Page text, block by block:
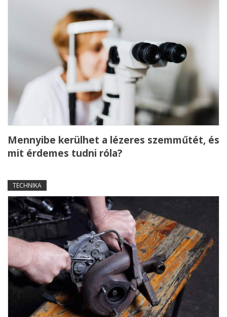
Mennyibe kerülhet a lézeres szemműtét, és
mit érdemes tudni róla?
TECHNIKA